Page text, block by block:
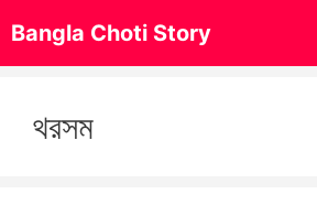
to
content
Bangla Choti Story
থরসম